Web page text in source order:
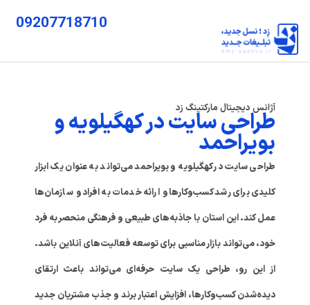
09207718710
آژانس دیجیتال مارکتینگ زد
طراحی سایت در کهگیلویه و
بویراحمد
طراحی سایت در کهگیلویه و بویراحمد می‌تواند به عنوان یک ابزار
کلیدی برای رشد کسب‌وکارها و ارائه خدمات به افراد و سازمان‌ها
عمل کند. این استان با جاذبه‌های طبیعی و فرهنگی منحصر به فرد
خود، می‌تواند بازار مناسبی برای توسعه فعالیت‌های آنلاین باشد.
از این رو، طراحی یک سایت حرفه‌ای می‌تواند باعث ارتقای
دیده‌شدن کسب‌وکارها، افزایش اعتبار برند و جذب مشتریان جدید